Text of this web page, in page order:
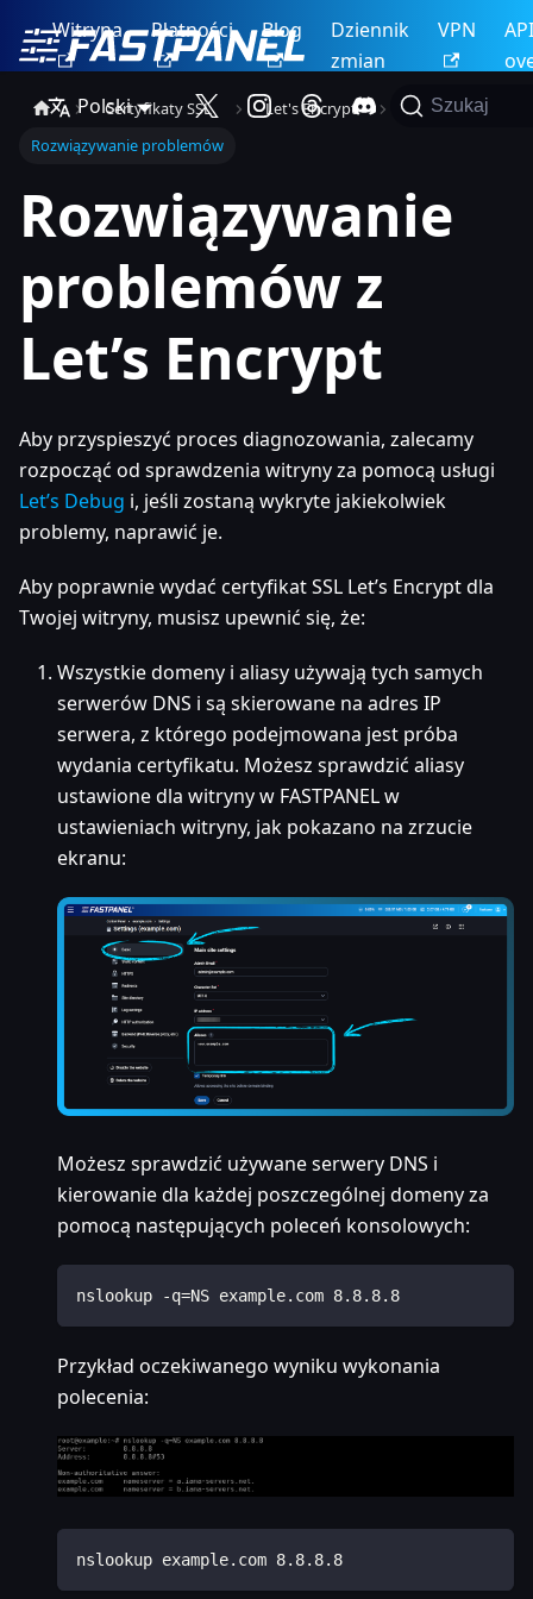
Witryna Płatności Blog
Dziennik
zmian
VPN
API
Polski
Szukaj
Certyfikaty SSL
Let's Encrypt
Rozwiązywanie problemów
Rozwiązywanie
problemów z
Let’s Encrypt
Aby przyspieszyć proces diagnozowania, zalecamy
rozpocząć od sprawdzenia witryny za pomocą usługi
Let’s Debug i, jeśli zostaną wykryte jakiekolwiek
problemy, naprawić je.
Aby poprawnie wydać certyfikat SSL Let’s Encrypt dla
Twojej witryny, musisz upewnić się, że:
Wszystkie domeny i aliasy używają tych samych
serwerów DNS i są skierowane na adres IP
serwera, z którego podejmowana jest próba
wydania certyfikatu. Możesz sprawdzić aliasy
ustawione dla witryny w FASTPANEL w
ustawieniach witryny, jak pokazano na zrzucie
ekranu:
Możesz sprawdzić używane serwery DNS i
kierowanie dla każdej poszczególnej domeny za
pomocą następujących poleceń konsolowych:
nslookup -q=NS example.com 8.8.8.8
Przykład oczekiwanego wyniku wykonania
polecenia:
nslookup example.com 8.8.8.8